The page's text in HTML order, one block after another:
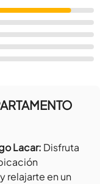
Lacar: Disfruta
relajarte en un